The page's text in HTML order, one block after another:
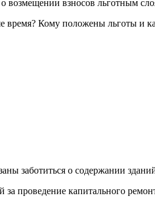
возмещении взносов льготным
время? Кому положены льготы и
заботиться о содержании
проведение капитального